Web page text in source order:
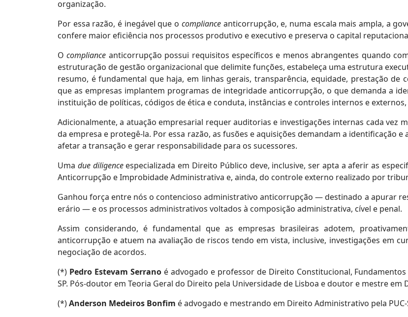
organização.
Por essa razão, é inegável que o complianceanticorrupção, e, numa escala mais ampla, a
confere maior eficiência nos processos produtivo e executivo e preserva o capital
Ocompliance anticorrupção possui requisitos específicos e menos abrangentes quando
estruturação de gestão organizacional que delimite funções, estabeleça uma estrutura
resumo, é fundamental que haja, em linhas gerais, transparência, equidade, prestação de
que as empresas implantem programas de integridade anticorrupção, o que demanda a
instituição de políticas, códigos de ética e conduta, instâncias e controles internos e
Adicionalmente, a atuação empresarial requer auditorias e investigações internas cada vez
da empresa e protegê-la. Por essa razão, as fusões e aquisições demandam a identificação
afetar a transação e gerar responsabilidade para os sucessores.
Uma due diligenceespecializada em Direito Público deve, inclusive, ser apta a aferir as
Anticorrupção e Improbidade Administrativa e, ainda, do controle externo realizado por
Ganhou força entre nós o contencioso administrativo anticorrupção — destinado a apurar
erário — e os processos administrativos voltados à composição administrativa, cível e penal.
Assim considerando, é fundamental que as empresas brasileiras adotem,
anticorrupção e atuem na avaliação de riscos tendo em vista, inclusive, investigações em
negociação de acordos.
(*) Pedro Estevam Serranoé advogado e professor de Direito Constitucional,
SP. Pós-doutor em Teoria Geral do Direito pela Universidade de Lisboa e doutor e mestre em
(*)Anderson Medeiros Bonfim é advogado e mestrando em Direito Administrativo pela PUC-